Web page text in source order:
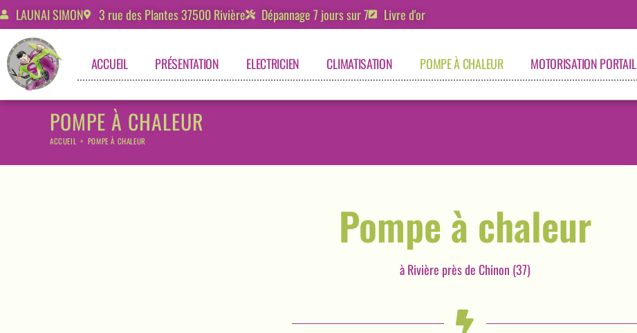
LAUNAI SIMON 3 rue des Plantes 37500 Rivière Dépannage 7 jours sur 7 Livre d'or
ACCUEIL PRÉSENTATION ELECTRICIEN CLIMATISATION POMPE À CHALEUR MOTORISATION PORTAIL
POMPE À CHALEUR
ACCUEIL > POMPE À CHALEUR
Pompe à chaleur
à Rivière près de Chinon (37)